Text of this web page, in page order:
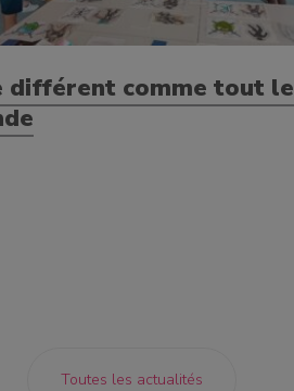
différent comme tout le
Toutes les actualités